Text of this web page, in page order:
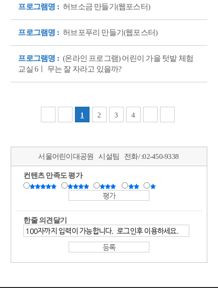
프로그램명 : 허브소금 만들기(웹포스터)
프로그램명 : 허브포푸리 만들기(웹포스터)
프로그램명 : (온라인 프로그램) 어린이 가을 텃밭 체험
교실 6ㅣ 무는 잘 자라고 있을까?
1 2 3 4
서울어린이대공원 시설팀 전화/ :02-450-9338
컨텐츠 만족도 평가
한줄 의견달기